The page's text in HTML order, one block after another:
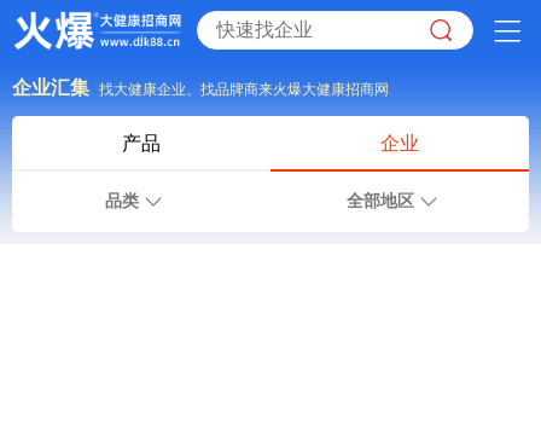
企业汇集 找大健康企业、找品牌商来火爆大健康招商网
产品 企业
品类 全部地区